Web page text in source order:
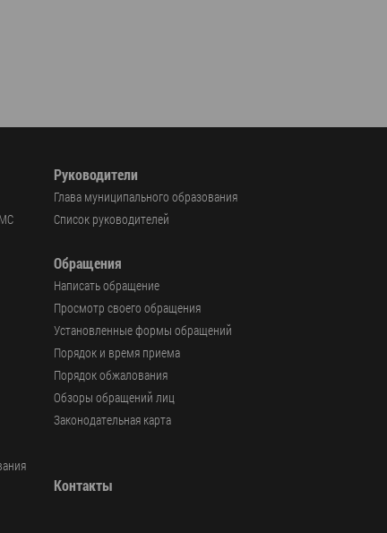
Руководители
Глава муниципального образования
Список руководителей
Обращения
Написать обращение
Просмотр своего обращения
Установленные формы обращений
Порядок и время приема
Порядок обжалования
Обзоры обращений лиц
Законодательная карта
Контакты